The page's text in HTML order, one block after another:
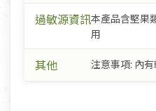
過敏源資訊本產品含堅果
用
其他 注意事項: 內